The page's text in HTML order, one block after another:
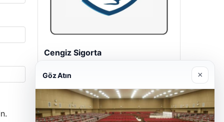
Hastaş Beton
Göz Atın ×